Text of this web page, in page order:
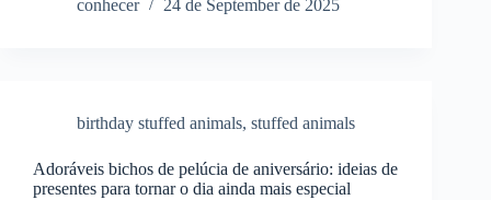
conhecer
24 de September de 2025
birthday stuffed animals, stuffed animals
Adoráveis ​​bichos de pelúcia de aniversário: ideias de
presentes para tornar o dia ainda mais especial